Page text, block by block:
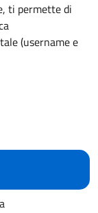
ti permette di
(username e